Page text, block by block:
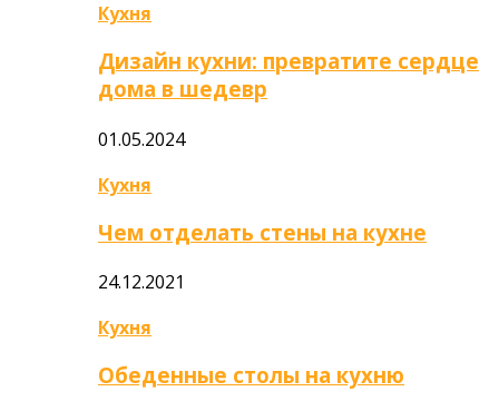
Кухня
Дизайн кухни: превратите сердце
дома в шедевр
01.05.2024
Кухня
Чем отделать стены на кухне
24.12.2021
Кухня
Обеденные столы на кухню